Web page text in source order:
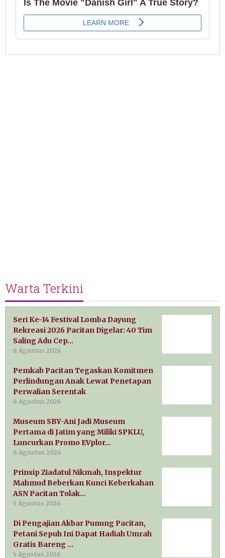
Warta Terkini
Seri Ke-14 Festival Lomba Dayung
Rekreasi 2026 Pacitan Digelar: 40 Tim
Saling Adu Cep…
6 Agustus 2026
Pemkab Pacitan Tegaskan Komitmen
Perlindungan Anak Lewat Penetapan
Perwalian Serentak
6 Agustus 2026
Museum SBY-Ani Jadi Museum
Pertama di Jatim yang Miliki SPKLU,
Luncurkan Promo EVplor…
6 Agustus 2026
Prinsip Ziadatul Nikmah, Inspektur
Mahmud Beberkan Kunci Keberkahan
ASN Pacitan Tolak…
5 Agustus 2026
Di Pengajian Akbar Punung Pacitan,
Petani Sepuh Ini Dapat Hadiah Umrah
Gratis Bareng …
5 Agustus 2026